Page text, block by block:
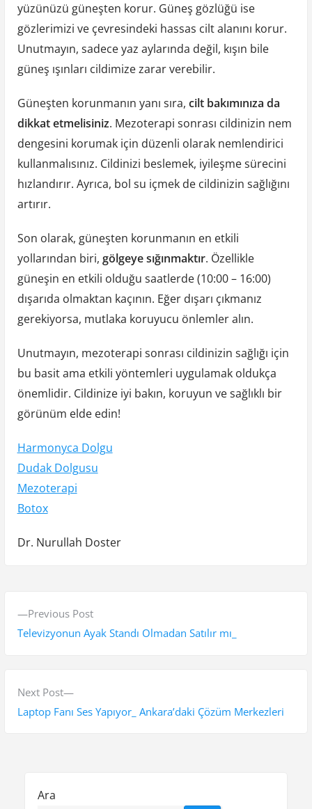
yüzünüzü güneşten korur. Güneş gözlüğü ise
gözlerimizi ve çevresindeki hassas cilt alanını korur.
Unutmayın, sadece yaz aylarında değil, kışın bile
güneş ışınları cildimize zarar verebilir.
Güneşten korunmanın yanı sıra, cilt bakımınıza da
dikkat etmelisiniz. Mezoterapi sonrası cildinizin nem
dengesini korumak için düzenli olarak nemlendirici
kullanmalısınız. Cildinizi beslemek, iyileşme sürecini
hızlandırır. Ayrıca, bol su içmek de cildinizin sağlığını
artırır.
Son olarak, güneşten korunmanın en etkili
yollarından biri, gölgeye sığınmaktır. Özellikle
güneşin en etkili olduğu saatlerde (10:00 – 16:00)
dışarıda olmaktan kaçının. Eğer dışarı çıkmanız
gerekiyorsa, mutlaka koruyucu önlemler alın.
Unutmayın, mezoterapi sonrası cildinizin sağlığı için
bu basit ama etkili yöntemleri uygulamak oldukça
önemlidir. Cildinize iyi bakın, koruyun ve sağlıklı bir
görünüm elde edin!
Harmonyca Dolgu
Dudak Dolgusu
Mezoterapi
Botox
Dr. Nurullah Doster
Previous PostP
r
o
Televizyonun Ayak Standı Olmadan Satılır mı_
Next Post
N
e
Laptop Fanı Ses Yapıyor_ Ankara’daki Çözüm Merkezleri
Ara